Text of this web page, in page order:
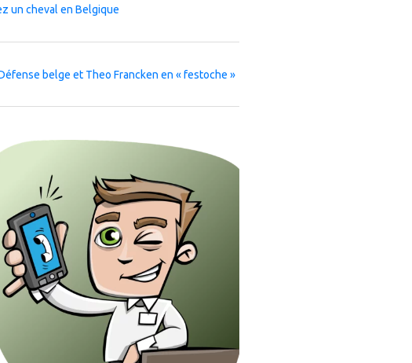
un cheval en Belgique
belge et Theo Francken en « festoche »